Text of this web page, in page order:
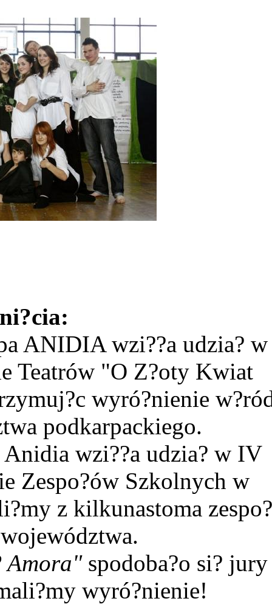
ANIDIA wzi??a udzia? w
Teatrów "O Z?oty Kwiat
wyró?nienie
podkarpackiego.
Anidia wzi??a udzia? w IV
Zespo?ów Szkolnych w
z kilkunastoma zespo?
spodoba?o si?
wyró?nienie!